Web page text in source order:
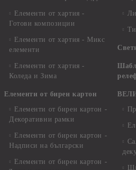
Елементи от хартия -
Готови композиции
Елементи от хартия - Микс
елементи
Елементи от хартия -
Коледа и Зима
Елементи от бирен картон
Елементи от бирен картон -
Декоративни рамки
Елементи от бирен картон -
Надписи на български
Елементи от бирен картон -